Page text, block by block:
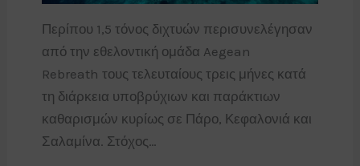
Περίπου 1,5 τόνος διχτυών περισυνελέγησαν
από την εθελοντική ομάδα Aegean
Rebreath τους τελευταίους τρεις μήνες κατά
τη διάρκεια υποβρύχιων και παράκτιων
καθαρισμών κυρίως σε Πάρο, Κεφαλονιά και
Σαλαμίνα. Στόχος…